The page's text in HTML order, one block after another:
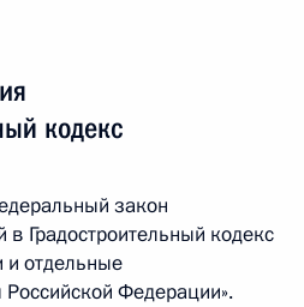
кодекс
закон
Градостроительный кодекс
и отдельные
Федерации».